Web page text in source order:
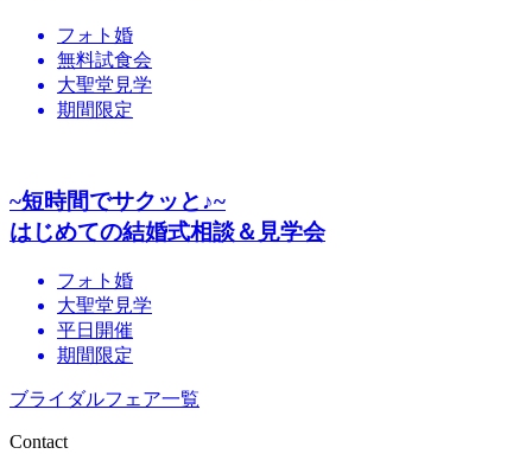
フォト婚
無料試食会
大聖堂見学
期間限定
~短時間でサクッと♪~
はじめての結婚式相談＆見学会
フォト婚
大聖堂見学
平日開催
期間限定
ブライダルフェア一覧
Contact